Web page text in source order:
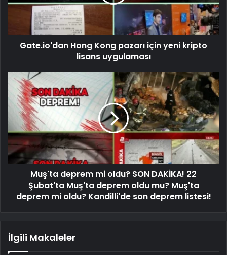
Gate.io'dan Hong Kong pazarı için yeni kripto
lisans uygulaması
Muş'ta deprem mi oldu? SON DAKİKA! 22
Şubat'ta Muş'ta deprem oldu mu? Muş'ta
deprem mi oldu? Kandilli'de son deprem listesi!
İlgili Makaleler